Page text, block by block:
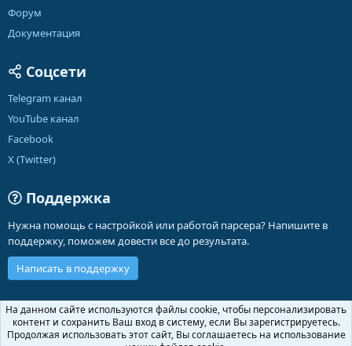
Форум
Документация
Соцсети
Telegram канал
YouTube канал
Facebook
X (Twitter)
Поддержка
Нужна помощь с настройкой или работой парсера? Напишите в
поддержку, поможем довести все до результата.
Написать в поддержку
Russian (RU)
Обратная связь
Условия и правила
На данном сайте используются файлы cookie, чтобы персонализировать
контент и сохранить Ваш вход в систему, если Вы зарегистрируетесь.
Продолжая использовать этот сайт, Вы соглашаетесь на использование